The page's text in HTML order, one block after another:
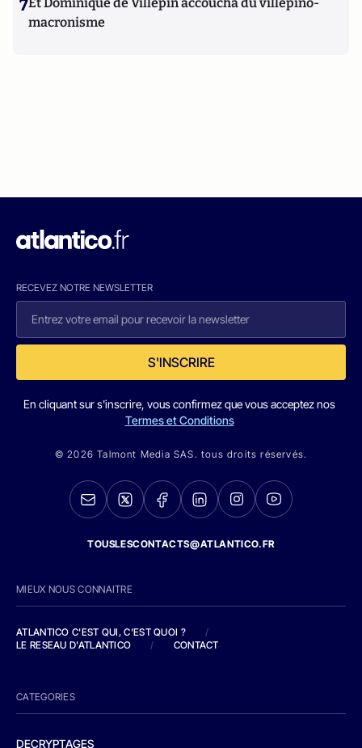
7
macronisme
RECEVEZ NOTRE NEWSLETTER
S'INSCRIRE
En cliquant sur s'inscrire, vous confirmez que vous acceptez nos
Termes et Conditions
© 2026 Talmont Media SAS. tous droits réservés.
TOUSLESCONTACTS@ATLANTICO.FR
MIEUX NOUS CONNAITRE
ATLANTICO C'EST QUI, C'EST QUOI ?
/
LE RESEAU D'ATLANTICO
/ CONTACT
CATEGORIES
DECRYPTAGES